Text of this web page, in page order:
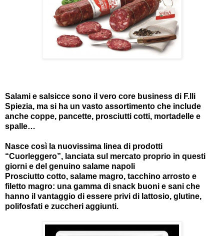
Salami e salsicce sono il vero core business di F.lli
Spiezia, ma si ha un vasto assortimento che include
anche coppe, pancette, prosciutti cotti, mortadelle e
spalle…
Nasce così la nuovissima linea di prodotti
“Cuorleggero”, lanciata sul mercato proprio in questi
giorni e del genuino salame napoli
Prosciutto cotto, salame magro, tacchino arrosto e
filetto magro: una gamma di snack buoni e sani che
hanno il vantaggio di essere privi di lattosio, glutine,
polifosfati e zuccheri aggiunti.